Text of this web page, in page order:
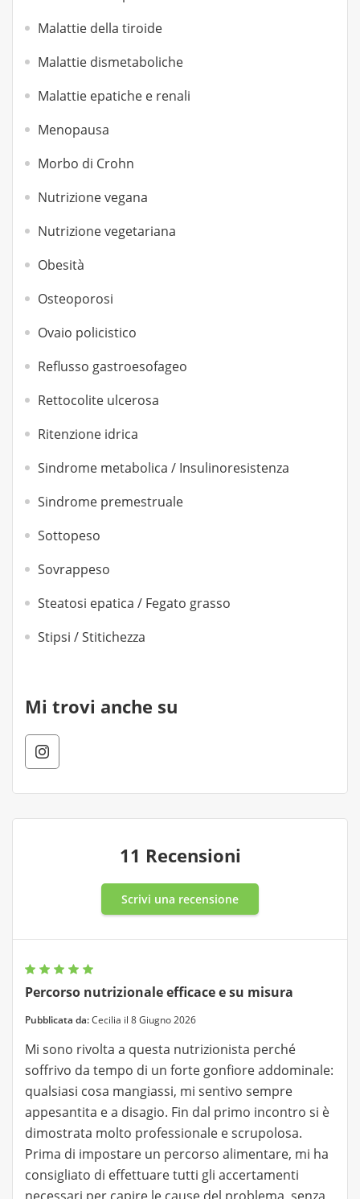
Malattie della tiroide
Malattie dismetaboliche
Malattie epatiche e renali
Menopausa
Morbo di Crohn
Nutrizione vegana
Nutrizione vegetariana
Obesità
Osteoporosi
Ovaio policistico
Reflusso gastroesofageo
Rettocolite ulcerosa
Ritenzione idrica
Sindrome metabolica / Insulinoresistenza
Sindrome premestruale
Sottopeso
Sovrappeso
Steatosi epatica / Fegato grasso
Stipsi / Stitichezza
Mi trovi anche su
11 Recensioni
Scrivi una recensione
Percorso nutrizionale efficace e su misura
Pubblicata da:Cecilia il 8 Giugno 2026
Mi sono rivolta a questa nutrizionista perché
soffrivo da tempo di un forte gonfiore addominale:
qualsiasi cosa mangiassi, mi sentivo sempre
appesantita e a disagio. Fin dal primo incontro si è
dimostrata molto professionale e scrupolosa.
Prima di impostare un percorso alimentare, mi ha
consigliato di effettuare tutti gli accertamenti